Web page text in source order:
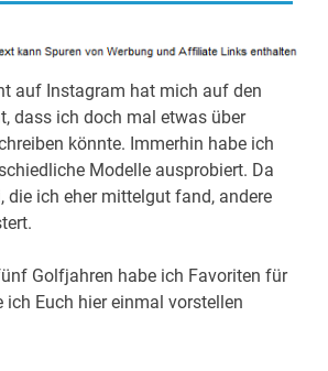
auf Instagram hat mich auf den
dass ich doch mal etwas über
könnte. Immerhin habe ich
Modelle ausprobiert. Da
die ich eher mittelgut fand, andere
Golfjahren habe ich Favoriten für
ich Euch hier einmal vorstellen